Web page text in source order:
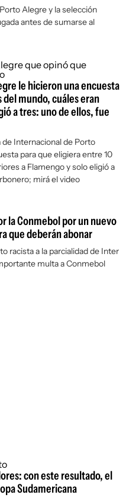
Alegre y la selección
antes de sumarse al
le hicieron una encuesta
mundo, cuáles eran
a tres: uno de ellos, fue
Internacional de Porto
para que eligiera entre 10
a Flamengo y solo eligió a
mirá el video
la Conmebol por un nuevo
que deberán abonar
racista a la parcialidad de Inter
multa a Conmebol
con este resultado, el
Sudamericana